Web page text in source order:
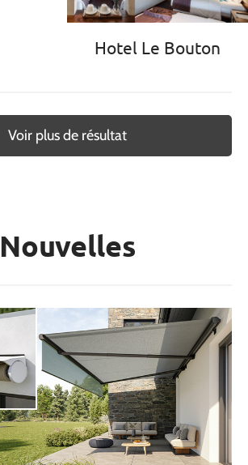
Hotel Le Bouton
Voir plus de résultat
Nouvelles